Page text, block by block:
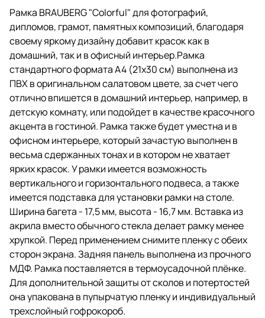
в детскую комнату, или подойдет
в качестве красочного акцента в
гостиной. Рамка также будет
уместна и в офисном интерьере,
который зачастую выполнен в
весьма сдержанных тонах и в
котором не хватает ярких
красок. У рамки имеется
возможность вертикального и
горизонтального подвеса, а
также имеется подставка для
установки рамки на столе.
Ширина багета - 17,5 мм, высота -
16,7 мм. Вставка из акрила
вместо обычного стекла делает
рамку менее хрупкой. Перед
применением снимите пленку с
обеих сторон экрана.
Задняя панель выполнена из
прочного МДФ. Рамка
поставляется в термоусадочной
плёнке. Для дополнительной
защиты от сколов и потертостей
она упакована в пупырчатую
пленку и индивидуальный
трехслойный гофрокороб.
Рамка BRAUBERG "Colorful" для фотографий,
дипломов, грамот, памятных композиций, благодаря
своему яркому дизайну добавит красок как в
домашний, так и в офисный интерьер.Рамка
стандартного формата А4 (21х30 см) выполнена из
ПВХ в оригинальном салатовом цвете, за счет чего
отлично впишется в домашний интерьер, например, в
детскую комнату, или подойдет в качестве красочного
акцента в гостиной. Рамка также будет уместна и в
офисном интерьере, который зачастую выполнен в
весьма сдержанных тонах и в котором не хватает
ярких красок. У рамки имеется возможность
вертикального и горизонтального подвеса, а также
имеется подставка для установки рамки на столе.
Ширина багета - 17,5 мм, высота - 16,7 мм. Вставка из
акрила вместо обычного стекла делает рамку менее
хрупкой. Перед применением снимите пленку с обеих
сторон экрана. Задняя панель выполнена из прочного
МДФ. Рамка поставляется в термоусадочной плёнке.
Для дополнительной защиты от сколов и потертостей
она упакована в пупырчатую пленку и индивидуальный
трехслойный гофрокороб.